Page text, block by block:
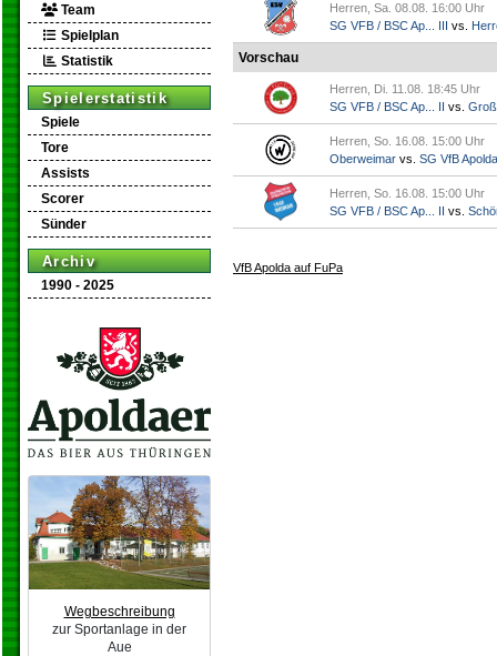
Team
Spielplan
Statistik
Spielerstatistik
Spiele
Tore
Assists
Scorer
Sünder
Archiv
1990 - 2025
Wegbeschreibung
zur Sportanlage in der
Aue
Herren, Sa. 08.08. 16:00 Uhr
SG VFB / BSC Ap... III vs.
Vorschau
Herren, Di. 11.08. 18:45 Uhr
SG VFB / BSC Ap... II vs.
Herren, So. 16.08. 15:00 Uhr
Oberweimar vs. SG VfB Apolda
Herren, So. 16.08. 15:00 Uhr
SG VFB / BSC Ap... II vs.
VfB Apolda auf FuPa